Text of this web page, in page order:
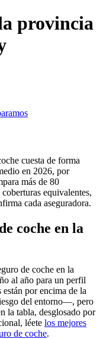
provincia
cuesta de forma
en 2026, por
más de 80
equivalentes,
cada aseguradora.
coche en la
de coche en la
al año para un perfil
por encima de la
del entorno—, pero
la tabla, desglosado por
léete los mejores
de coche.